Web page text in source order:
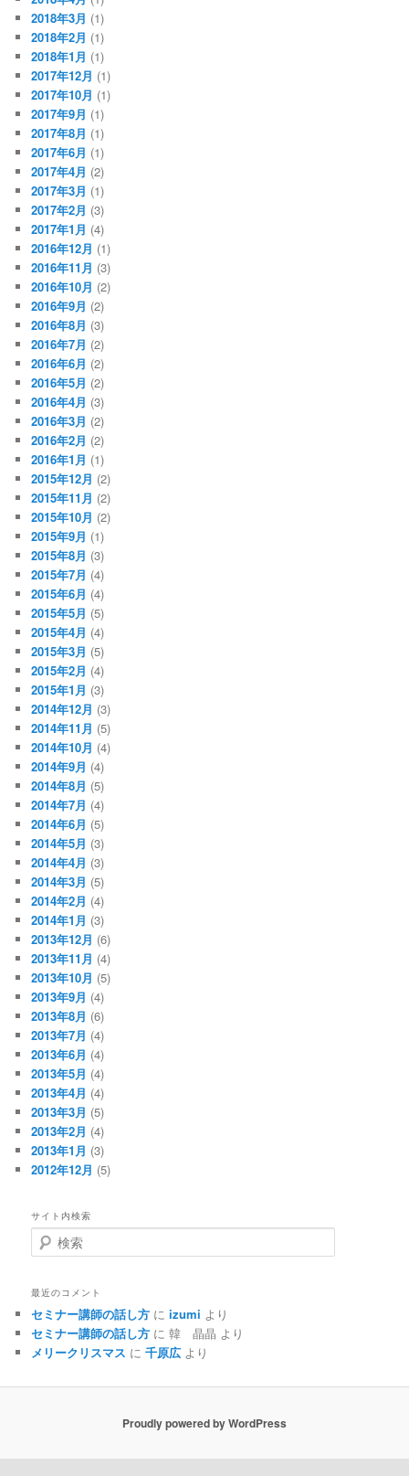
2018年3月 (1)
2018年2月 (1)
2018年1月 (1)
2017年12月 (1)
2017年10月 (1)
2017年9月 (1)
2017年8月 (1)
2017年6月 (1)
2017年4月 (2)
2017年3月 (1)
2017年2月 (3)
2017年1月 (4)
2016年12月 (1)
2016年11月 (3)
2016年10月 (2)
2016年9月 (2)
2016年8月 (3)
2016年7月 (2)
2016年6月 (2)
2016年5月 (2)
2016年4月 (3)
2016年3月 (2)
2016年2月 (2)
2016年1月 (1)
2015年12月 (2)
2015年11月 (2)
2015年10月 (2)
2015年9月 (1)
2015年8月 (3)
2015年7月 (4)
2015年6月 (4)
2015年5月 (5)
2015年4月 (4)
2015年3月 (5)
2015年2月 (4)
2015年1月 (3)
2014年12月 (3)
2014年11月 (5)
2014年10月 (4)
2014年9月 (4)
2014年8月 (5)
2014年7月 (4)
2014年6月 (5)
2014年5月 (3)
2014年4月 (3)
2014年3月 (5)
2014年2月 (4)
2014年1月 (3)
2013年12月 (6)
2013年11月 (4)
2013年10月 (5)
2013年9月 (4)
2013年8月 (6)
2013年7月 (4)
2013年6月 (4)
2013年5月 (4)
2013年4月 (4)
2013年3月 (5)
2013年2月 (4)
2013年1月 (3)
2012年12月 (5)
サイト内検索
検
索
最近のコメント
セミナー講師の話し方 にizumi より
セミナー講師の話し方 に韓 晶晶 より
メリークリスマス に千原広 より
Proudly powered by WordPress